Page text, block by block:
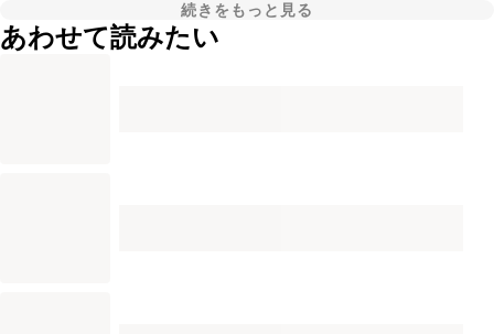
続きをもっと見る
あわせて読みたい